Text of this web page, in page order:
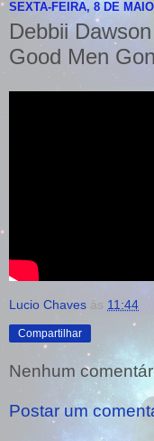
SEXTA-FEIRA, 8 DE
Debbii
Good Men
Lucio Chaves às 11:44
Compartilhar
Nenhum
Postar um